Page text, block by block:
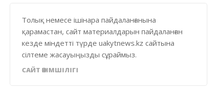
Толық немесе ішінара пайдаланғанына
қарамастан, сайт материалдарын пайдаланған
кезде міндетті түрде uakytnews.kz сайтына
сілтеме жасауыңызды сұраймыз.
САЙТ ӘКІМШІЛІГІ